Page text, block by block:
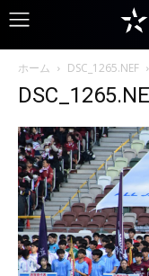
ホーム DSC_1265.NEF